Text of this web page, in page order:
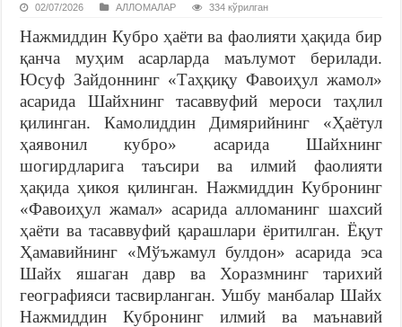
02/07/2026 АЛЛОМАЛАР 334 кўрилган
Нажмиддин Кубро ҳаёти ва фаолияти ҳақида бир
қанча муҳим асарларда маълумот берилади.
Юсуф Зайдоннинг «Таҳқиқу Фавоиҳул жамол»
асарида Шайхнинг тасаввуфий мероси таҳлил
қилинган. Камолиддин Димярийнинг «Ҳаётул
ҳаявонил кубро» асарида Шайхнинг
шогирдларига таъсири ва илмий фаолияти
ҳақида ҳикоя қилинган. Нажмиддин Кубронинг
«Фавоиҳул жамал» асарида алломанинг шахсий
ҳаёти ва тасаввуфий қарашлари ёритилган. Ёқут
Ҳамавийнинг «Мўъжамул булдон» асарида эса
Шайх яшаган давр ва Хоразмнинг тарихий
географияси тасвирланган. Ушбу манбалар Шайх
Нажмиддин Кубронинг илмий ва маънавий